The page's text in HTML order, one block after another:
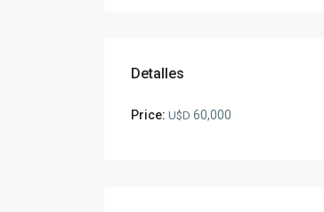
Detalles
Price: U$D 60,000